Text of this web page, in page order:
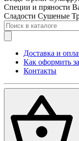
Специи и пряности
Сладости Сушеные
Доставка и
Как оформить
Контакты